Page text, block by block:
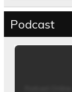
Podcast